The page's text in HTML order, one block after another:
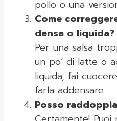
pollo o una
Come
densa o liquida?
Per una salsa
un po’ di latte o
liquida, fai
farla addensare.
Posso